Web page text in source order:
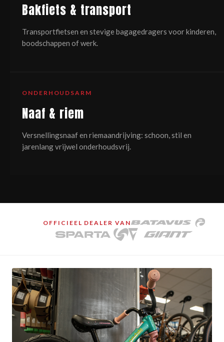
Bakfiets & transport
Transportfietsen en stevige bagagedragers voor kinderen,
boodschappen of werk.
ONDERHOUDSARM
Naaf & riem
Versnellingsnaaf en riemaandrijving: schoon, stil en
jarenlang vrijwel onderhoudsvrij.
OFFICIEEL DEALER VAN